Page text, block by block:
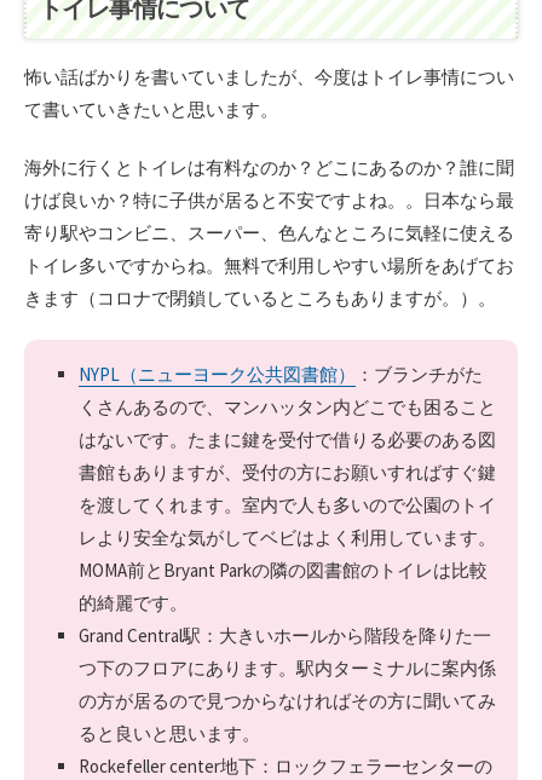
トイレ事情について
怖い話ばかりを書いていましたが、今度はトイレ事情につい
て書いていきたいと思います。
海外に行くとトイレは有料なのか？どこにあるのか？誰に聞
けば良いか？特に子供が居ると不安ですよね。。日本なら最
寄り駅やコンビニ、スーパー、色んなところに気軽に使える
トイレ多いですからね。無料で利用しやすい場所をあげてお
きます（コロナで閉鎖しているところもありますが。）。
NYPL（ニューヨーク公共図書館）
：ブランチがた
くさんあるので、マンハッタン内どこでも困ること
はないです。たまに鍵を受付で借りる必要のある図
書館もありますが、受付の方にお願いすればすぐ鍵
を渡してくれます。室内で人も多いので公園のトイ
レより安全な気がしてベビはよく利用しています。
MOMA前とBryant Parkの隣の図書館のトイレは比較
的綺麗です。
Grand Central駅：大きいホールから階段を降りた一
つ下のフロアにあります。駅内ターミナルに案内係
の方が居るので見つからなければその方に聞いてみ
ると良いと思います。
Rockefeller center地下：ロックフェラーセンターの